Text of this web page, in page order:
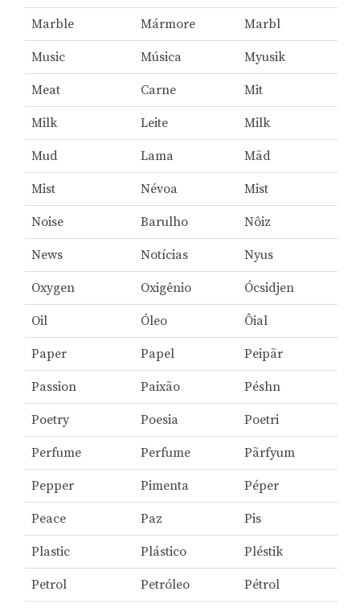
Marble Mármore Marbl
Music Música Myusik
Meat Carne Mit
Milk Leite Milk
Mud Lama Mãd
Mist Névoa Mist
Noise Barulho Nôiz
News Notícias Nyus
Oxygen Oxigênio Ócsidjen
Oil Óleo Ôial
Paper Papel Peipãr
Passion Paixão Péshn
Poetry Poesia Poetri
Perfume Perfume Pãrfyum
Pepper Pimenta Péper
Peace Paz Pis
Plastic Plástico Pléstik
Petrol Petróleo Pétrol